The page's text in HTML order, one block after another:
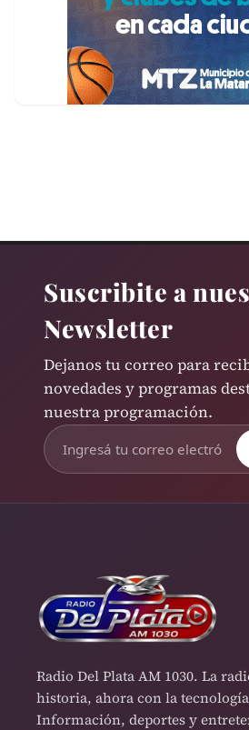
Suscribite a
Newsletter
Dejanos tu correo para
novedades y programas
nuestra programación.
Radio Del Plata AM 1030. La
historia, ahora con la
Información, deportes y